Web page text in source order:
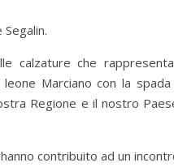
calzature che
Marciano con la
Regione e il nostro
contribuito ad un